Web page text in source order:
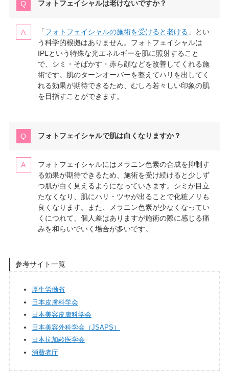
フォトフェイシャルは老けないですか？
「フォトフェイシャルの施術を受けると老ける 」とい
う科学的根拠はありません。フォトフェイシャルは
IPLという特殊な光エネルギーを肌に照射すること
で、シミ・そばかす・赤ら顔などを改善してくれる施
術です。肌のターンオーバーを整えてハリを出してく
れる効果が期待できるため、むしろ若々しい印象の肌
を目指すことができます。
フォトフェイシャルで肌は白くなりますか？
フォトフェイシャルにはメラニン色素の合成を抑制す
る効果が期待できるため、施術を受け続けると少しず
つ肌が白く見えるようになっていきます。シミが目立
たなくなり、肌にハリ・ツヤが出ることで化粧ノリも
良くなります。また、メラニン色素が少なくなってい
くにつれて、個人差はありますが施術の際に感じる痛
みを和らいでいく場合が多いです。
参考サイト一覧
厚生労働省
日本皮膚科学会
日本美容皮膚科学会
日本美容外科学会（JSAPS）
日本抗加齢医学会
消費者庁